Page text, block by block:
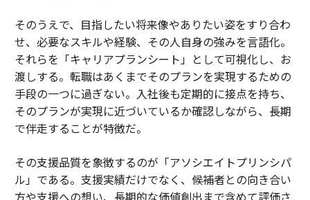
そのうえで、目指したい将来像やありたい姿をすり合わ
せ、必要なスキルや経験、その人自身の強みを言語化。
それらを「キャリアプランシート」として可視化し、お
渡しする。転職はあくまでそのプランを実現するための
手段の一つに過ぎない。入社後も定期的に接点を持ち、
そのプランが実現に近づいているか確認しながら、長期
で伴走することが特徴だ。
その支援品質を象徴するのが「アソシエイトプリンシパ
ル」である。支援実績だけでなく、候補者との向き合い
方や支援への想い、長期的な価値創出まで含めて評価さ